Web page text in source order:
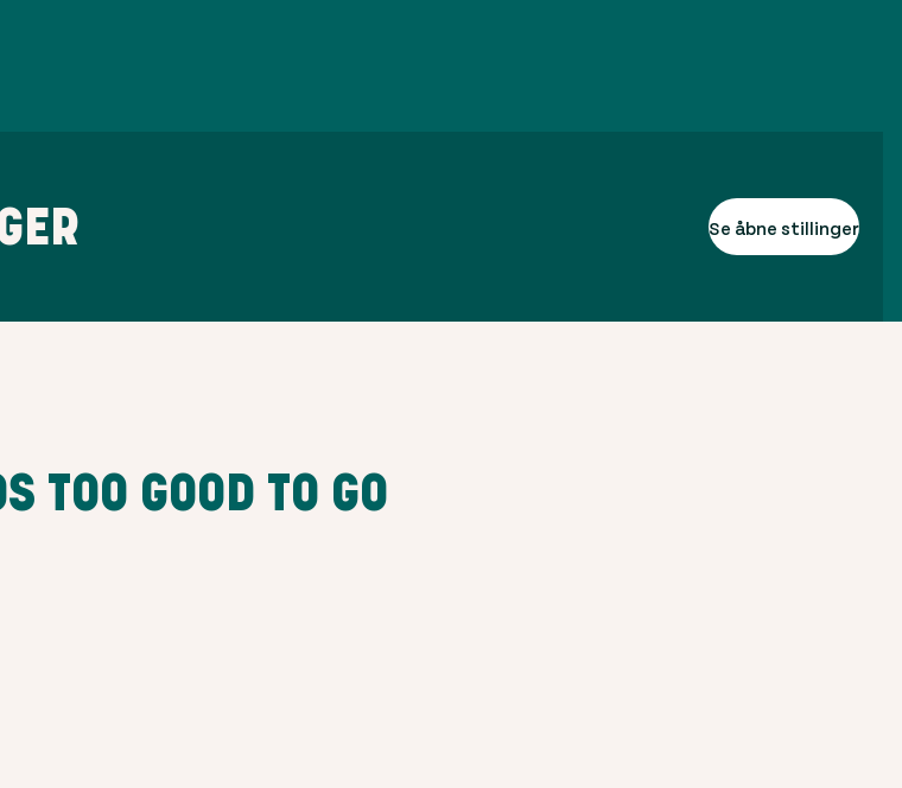
Se åbne stillinger
TOO GOOD TO GO